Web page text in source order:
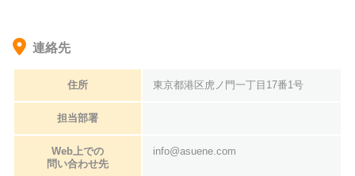
連絡先
住所 東京都港区虎ノ門一丁目17番1号
担当部署
Web上での
問い合わせ先
info@asuene.com